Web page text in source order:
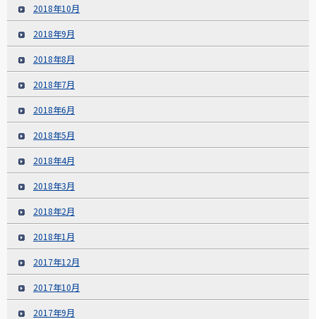
2018年10月
2018年9月
2018年8月
2018年7月
2018年6月
2018年5月
2018年4月
2018年3月
2018年2月
2018年1月
2017年12月
2017年10月
2017年9月